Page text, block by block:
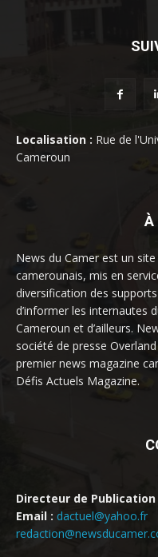
Localisation : Rue de
Cameroun
À
News du Camer est un
camerounais, mis en
diversification des
d’informer les internautes
Cameroun et d’ailleurs.
société de presse
premier news magazine
Défis Actuels Magazine.
Directeur de Publication
Email : dactuel@yahoo.fr